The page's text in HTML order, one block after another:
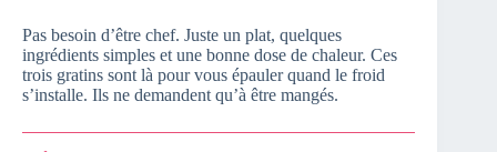
Pas besoin d’être chef. Juste un plat, quelques
ingrédients simples et une bonne dose de chaleur. Ces
trois gratins sont là pour vous épauler quand le froid
s’installe. Ils ne demandent qu’à être mangés.